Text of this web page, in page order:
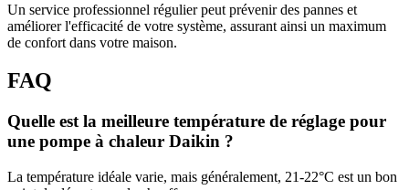
Un service professionnel régulier peut prévenir des pannes et
améliorer l'efficacité de votre système, assurant ainsi un maximum
de confort dans votre maison.
FAQ
Quelle est la meilleure température de réglage pour
une pompe à chaleur Daikin ?
La température idéale varie, mais généralement, 21-22°C est un bon